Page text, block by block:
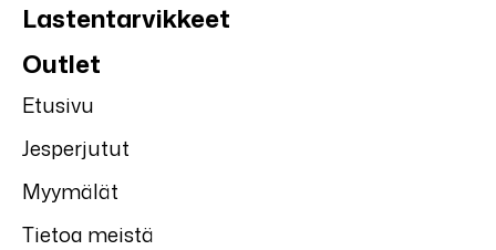
Lastentarvikkeet
Outlet
Etusivu
Jesperjutut
Myymälät
Tietoa meistä